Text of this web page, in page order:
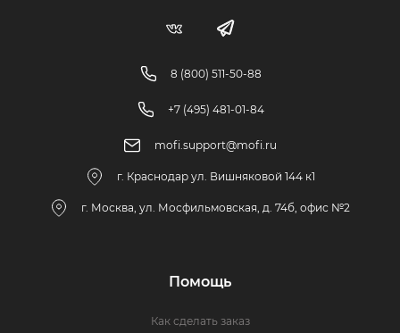
8 (800) 511-50-88
+7 (495) 481-01-84
mofi.support@mofi.ru
г. Краснодар ул. Вишняковой 144 к1
г. Москва, ул. Мосфильмовская, д. 74б, офис №2
Помощь
Как сделать заказ